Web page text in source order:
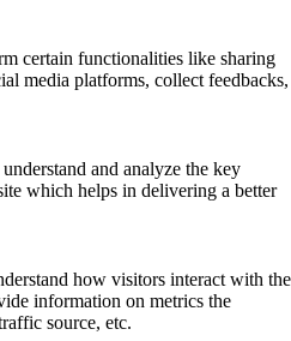
certain functionalities like sharing
media platforms, collect feedbacks,
and analyze the key
which helps in delivering a better
how visitors interact with the
information on metrics the
source, etc.